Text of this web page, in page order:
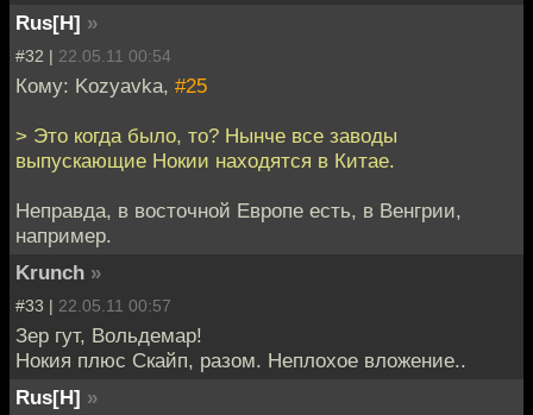
Rus[H] »
#32 | 22.05.11 00:54
Кому: Kozyavka, #25
> Это когда было, то? Нынче все заводы
выпускающие Нокии находятся в Китае.
Неправда, в восточной Европе есть, в Венгрии,
например.
Krunch »
#33 | 22.05.11 00:57
Зер гут, Вольдемар!
Нокия плюс Скайп, разом. Неплохое вложение..
Rus[H] »